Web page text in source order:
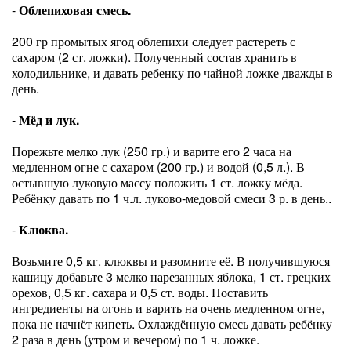
-Облепиховая смесь.
200 гр промытых ягод облепихи следует растереть с
сахаром (2 ст. ложки). Полученный состав хранить в
холодильнике, и давать ребенку по чайной ложке дважды в
день.
-Мёд и лук.
Порежьте мелко лук (250 гр.) и варите его 2 часа на
медленном огне с сахаром (200 гр.) и водой (0,5 л.). В
остывшую луковую массу положить 1 ст. ложку мёда.
Ребёнку давать по 1 ч.л. луково-медовой смеси 3 р. в день..
-Клюква.
Возьмите 0,5 кг. клюквы и разомните её. В получившуюся
кашицу добавьте 3 мелко нарезанных яблока, 1 ст. грецких
орехов, 0,5 кг. сахара и 0,5 ст. воды. Поставить
ингредиенты на огонь и варить на очень медленном огне,
пока не начнёт кипеть. Охлаждённую смесь давать ребёнку
2 раза в день (утром и вечером) по 1 ч. ложке.